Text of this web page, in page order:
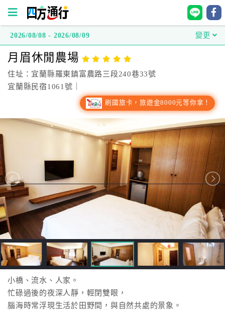
方
通
行
房
直
接
跟
飯
店
訂
房
HOT
2026/08/08 - 2026/08/09 變更
月眉休閒農場
住址：宜蘭縣羅東鎮富農路三段240巷33號
宜蘭縣民宿1061號｜
刷國旅卡，旅遊金8000元等你拿！
小橋、流水、人家。
忙碌過後的夜深人靜，輕閉雙眼，
腦海時常浮現生活於田野間，與自然共處的景象。